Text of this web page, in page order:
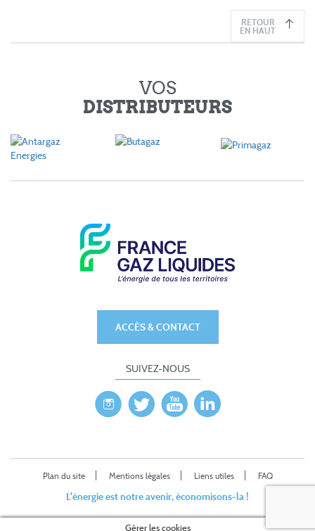
RETOUR
EN HAUT
VOS
DISTRIBUTEURS
ACCÈS & CONTACT
SUIVEZ-NOUS
Plan du site Mentions légales Liens utiles FAQ
L'énergie est notre avenir, économisons-la !
Gérer les cookies